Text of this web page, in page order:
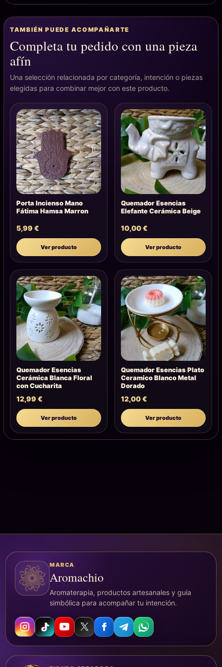
TAMBIÉN PUEDE ACOMPAÑARTE
Completa tu pedido con una pieza
afín
Una selección relacionada por categoría, intención o piezas
elegidas para combinar mejor con este producto.
Porta Incienso Mano
Fátima Hamsa Marron
5,99 €
Ver producto
Quemador Esencias
Elefante Cerámica Beige
10,00€
Ver producto
Quemador Esencias
Cerámica Blanca Floral
con Cucharita
12,99 €
Ver producto
Quemador Esencias Plato
Ceramico Blanco Metal
Dorado
12,00€
Ver producto
MARCA
Aromachio
Aromaterapia, productos artesanales y guía
simbólica para acompañar tu intención.